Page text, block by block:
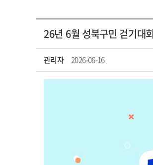
26년 6월 성북구민 걷기대
관리자 2026-06-16